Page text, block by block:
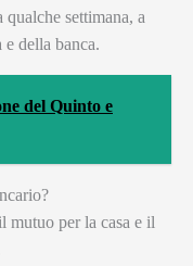
settimana, a
e della banca.
del Quinto e
mutuo per la casa e il